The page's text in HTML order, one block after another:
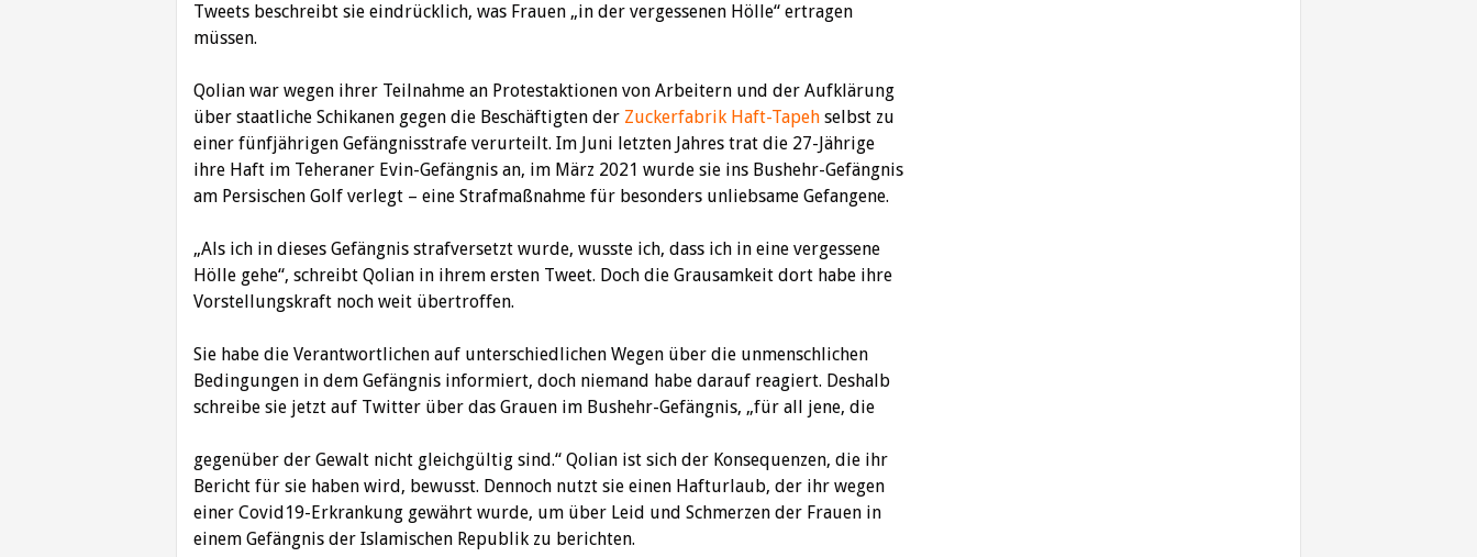
Tweets beschreibt sie eindrücklich, was Frauen „in der vergessenen Hölle“ ertragen
müssen.
Qolian war wegen ihrer Teilnahme an Protestaktionen von Arbeitern und der Aufklärung
über staatliche Schikanen gegen die Beschäftigten der Zuckerfabrik Haft-Tapeh selbst zu
einer fünfjährigen Gefängnisstrafe verurteilt. Im Juni letzten Jahres trat die 27-Jährige
ihre Haft im Teheraner Evin-Gefängnis an, im März 2021 wurde sie ins Bushehr-Gefängnis
am Persischen Golf verlegt – eine Strafmaßnahme für besonders unliebsame Gefangene.
„Als ich in dieses Gefängnis strafversetzt wurde, wusste ich, dass ich in eine vergessene
Hölle gehe“, schreibt Qolian in ihrem ersten Tweet. Doch die Grausamkeit dort habe ihre
Vorstellungskraft noch weit übertroffen.
Sie habe die Verantwortlichen auf unterschiedlichen Wegen über die unmenschlichen
Bedingungen in dem Gefängnis informiert, doch niemand habe darauf reagiert. Deshalb
schreibe sie jetzt auf Twitter über das Grauen im Bushehr-Gefängnis, „für all jene, die
gegenüber der Gewalt nicht gleichgültig sind.“ Qolian ist sich der Konsequenzen, die ihr
Bericht für sie haben wird, bewusst. Dennoch nutzt sie einen Hafturlaub, der ihr wegen
einer Covid19-Erkrankung gewährt wurde, um über Leid und Schmerzen der Frauen in
einem Gefängnis der Islamischen Republik zu berichten.